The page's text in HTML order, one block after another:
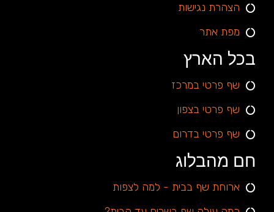
הצהרת נגישות
מפת אתר
בכל הארץ
שף פרטי במרכז
שף פרטי בצפון
שף פרטי בדרום
חם מהבלוג
ארוחת שף בבית - למה לצפות